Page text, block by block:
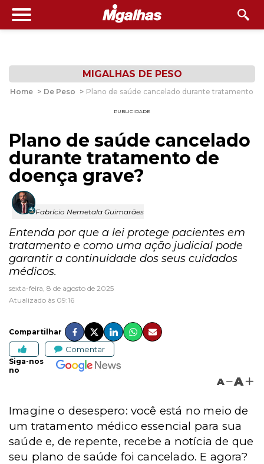
MIGALHAS DE PESO
Home > De Peso > Plano de saúde cancelado durante tratamento
PUBLICIDADE
Plano de saúde cancelado
durante tratamento de
doença grave?
Fabrício Nemetala Guimarães
Entenda por que a lei protege pacientes em
tratamento e como uma ação judicial pode
garantir a continuidade dos seus cuidados
médicos.
sexta-feira, 8 de agosto de 2025
Atualizado às 09:16
Compartilhar
Comentar
Siga-nos
no
A A
Imagine o desespero: você está no meio de
um tratamento médico essencial para sua
saúde e, de repente, recebe a notícia de que
seu plano de saúde foi cancelado. E agora?